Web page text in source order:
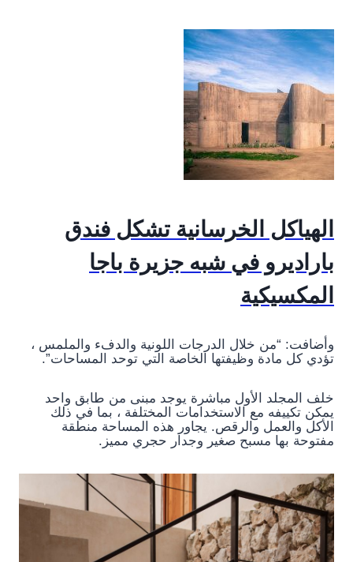
الهياكل الخرسانية تشكل فندق
باراديرو في شبه جزيرة باجا
المكسيكية
وأضافت: “من خلال الدرجات اللونية والدفء والملمس ،
تؤدي كل مادة وظيفتها الخاصة التي توحد المساحات”.
خلف المجلد الأول مباشرة يوجد مبنى من طابق واحد
يمكن تكييفه مع الاستخدامات المختلفة ، بما في ذلك
الأكل والعمل والرقص. يجاور هذه المساحة منطقة
مفتوحة بها مسبح صغير وجدار حجري مميز.